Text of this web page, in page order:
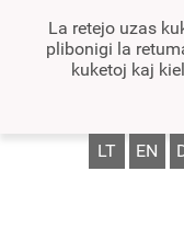
La retejo uzas
plibonigi la
kuketoj kaj
LT EN